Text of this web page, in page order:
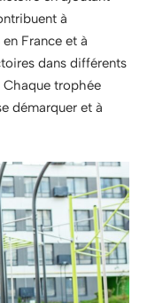
à
France et à
dans différents
Chaque trophée
démarquer et à